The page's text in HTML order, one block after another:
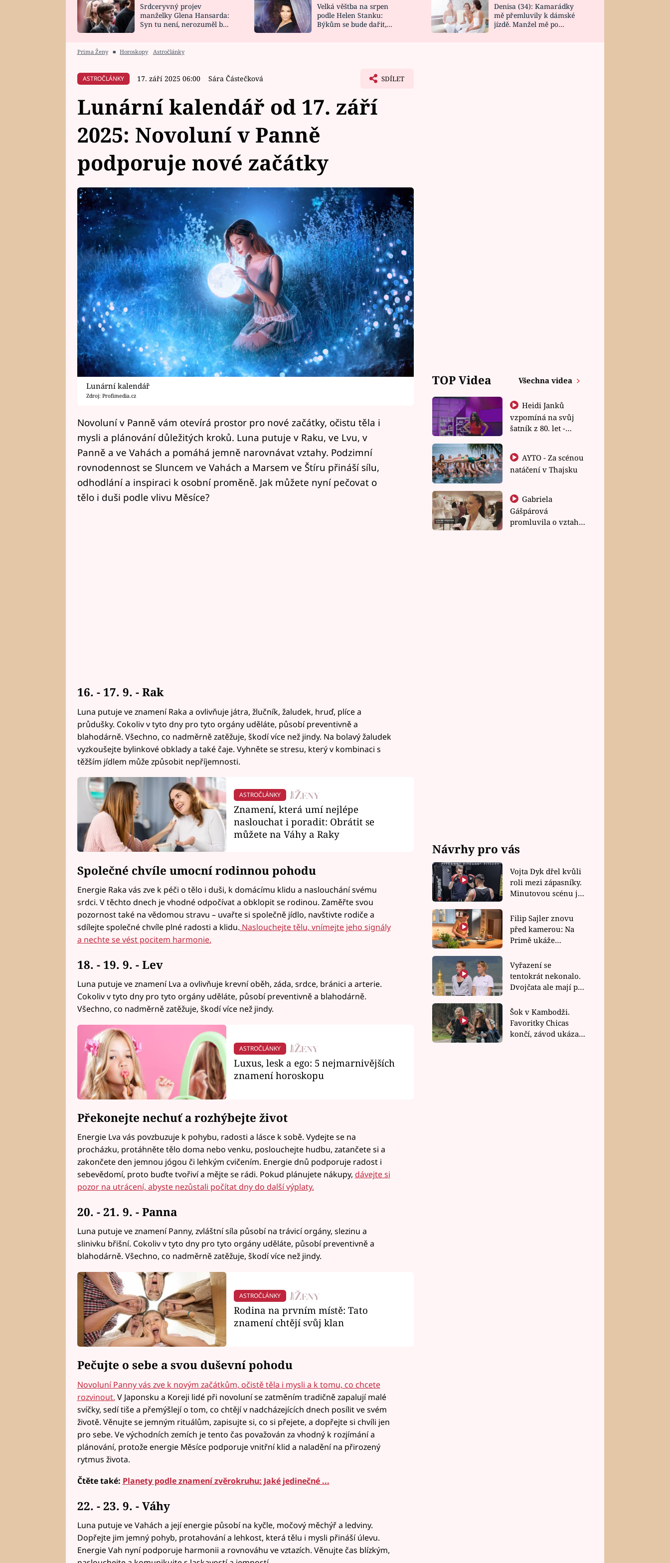
HOROSKOP NA
CELEBRITY
VAŘENÍ
NOVINKY
VIDEORECEPTY
DESIGN
Srdceryvný projev
manželky Glena Hansarda:
Syn tu není, nerozuměl by
Velká věštba na srpen
podle Helen Stanku:
Býkům se bude dařit,
Denisa (34): Kamarádky
mě přemluvily k dámské
jízdě. Manžel mě po
Prima Ženy ■ Horoskopy Astročlánky
ASTROČLÁNKY 17. září 2025 06:00 Sára Částečková SDÍLET
Lunární kalendář od 17. září
2025: Novoluní v Panně
podporuje nové začátky
Lunární kalendář
Zdroj: Profimedia.cz
Novoluní v Panně vám otevírá prostor pro nové začátky, očistu těla i
mysli a plánování důležitých kroků. Luna putuje v Raku, ve Lvu, v
Panně a ve Vahách a pomáhá jemně narovnávat vztahy. Podzimní
rovnodennost se Sluncem ve Vahách a Marsem ve Štíru přináší sílu,
odhodlání a inspiraci k osobní proměně. Jak můžete nyní pečovat o
tělo i duši podle vlivu Měsíce?
16. - 17. 9. - Rak
Luna putuje ve znamení Raka a ovlivňuje játra, žlučník, žaludek, hruď, plíce a
průdušky. Cokoliv v tyto dny pro tyto orgány uděláte, působí preventivně a
blahodárně. Všechno, co nadměrně zatěžuje, škodí více než jindy. Na bolavý žaludek
vyzkoušejte bylinkové obklady a také čaje. Vyhněte se stresu, který v kombinaci s
těžším jídlem může způsobit nepříjemnosti.
ASTROČLÁNKY
Znamení, která umí nejlépe
naslouchat i poradit: Obrátit se
můžete na Váhy a Raky
Společné chvíle umocní rodinnou pohodu
Energie Raka vás zve k péči o tělo i duši, k domácímu klidu a naslouchání svému
srdci. V těchto dnech je vhodné odpočívat a obklopit se rodinou. Zaměřte svou
pozornost také na vědomou stravu – uvařte si společně jídlo, navštivte rodiče a
sdílejte společné chvíle plné radosti a klidu. Naslouchejte tělu, vnímejte jeho signály
a nechte se vést pocitem harmonie.
18. - 19. 9. - Lev
Luna putuje ve znamení Lva a ovlivňuje krevní oběh, záda, srdce, bránici a arterie.
Cokoliv v tyto dny pro tyto orgány uděláte, působí preventivně a blahodárně.
Všechno, co nadměrně zatěžuje, škodí více než jindy.
ASTROČLÁNKY
Luxus, lesk a ego: 5 nejmarnivějších
znamení horoskopu
Překonejte nechuť a rozhýbejte život
Energie Lva vás povzbuzuje k pohybu, radosti a lásce k sobě. Vydejte se na
procházku, protáhněte tělo doma nebo venku, poslouchejte hudbu, zatančete si a
zakončete den jemnou jógou či lehkým cvičením. Energie dnů podporuje radost i
sebevědomí, proto buďte tvořiví a mějte se rádi. Pokud plánujete nákupy, dávejte si
pozor na utrácení, abyste nezůstali počítat dny do další výplaty.
20. - 21. 9. - Panna
Luna putuje ve znamení Panny, zvláštní síla působí na trávicí orgány, slezinu a
slinivku břišní. Cokoliv v tyto dny pro tyto orgány uděláte, působí preventivně a
blahodárně. Všechno, co nadměrně zatěžuje, škodí více než jindy.
ASTROČLÁNKY
Rodina na prvním místě: Tato
znamení chtějí svůj klan
Pečujte o sebe a svou duševní pohodu
Novoluní Panny vás zve k novým začátkům, očistě těla i mysli a k tomu, co chcete
rozvinout. V Japonsku a Koreji lidé při novoluní se zatměním tradičně zapalují malé
svíčky, sedí tiše a přemýšlejí o tom, co chtějí v nadcházejících dnech posílit ve svém
životě. Věnujte se jemným rituálům, zapisujte si, co si přejete, a dopřejte si chvíli jen
pro sebe. Ve východních zemích je tento čas považován za vhodný k rozjímání a
plánování, protože energie Měsíce podporuje vnitřní klid a naladění na přirozený
rytmus života.
Čtěte také: Planety podle znamení zvěrokruhu: Jaké jedinečné ...
22. - 23. 9. - Váhy
Luna putuje ve Vahách a její energie působí na kyčle, močový měchýř a ledviny.
Dopřejte jim jemný pohyb, protahování a lehkost, která tělu i mysli přináší úlevu.
Energie Vah nyní podporuje harmonii a rovnováhu ve vztazích. Věnujte čas blízkým,
TOP Videa Všechna videa
Heidi Janků
vzpomíná na svůj
šatník z 80. let -
natáčení v Thajsku
Gabriela
Gášpárová
promluvila o vztahu
Návrhy pro vás
Vojta Dyk dřel kvůli
roli mezi zápasníky.
Minutovou scénu jel
Filip Sajler znovu
před kamerou: Na
Primě ukáže
rychlé recepty
Vyřazení se
tentokrát nekonalo.
Dvojčata ale mají po
závodu nůž na krku
Šok v Kambodži.
Favoritky Chicas
končí, závod ukázal